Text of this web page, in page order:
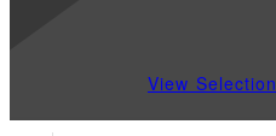
View Selection